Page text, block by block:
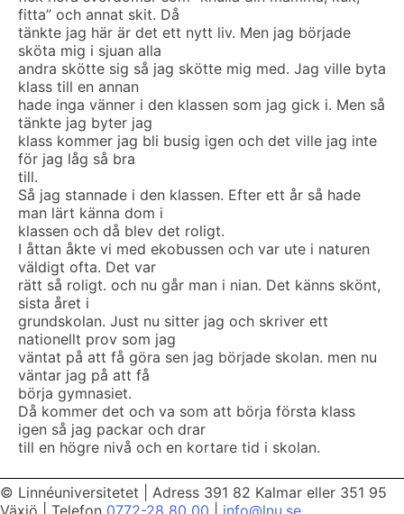
fitta” och annat skit. Då
tänkte jag här är det ett nytt liv. Men jag började
sköta mig i sjuan alla
andra skötte sig så jag skötte mig med. Jag ville byta
klass till en annan
hade inga vänner i den klassen som jag gick i. Men så
tänkte jag byter jag
klass kommer jag bli busig igen och det ville jag inte
för jag låg så bra
till.
Så jag stannade i den klassen. Efter ett år så hade
man lärt känna dom i
klassen och då blev det roligt.
I åttan åkte vi med ekobussen och var ute i naturen
väldigt ofta. Det var
rätt så roligt. och nu går man i nian. Det känns skönt,
sista året i
grundskolan. Just nu sitter jag och skriver ett
nationellt prov som jag
väntat på att få göra sen jag började skolan. men nu
väntar jag på att få
börja gymnasiet.
Då kommer det och va som att börja första klass
igen så jag packar och drar
till en högre nivå och en kortare tid i skolan.
© Linnéuniversitetet
Adress 391 82 Kalmar eller 351 95
Växjö
Telefon 0772-28 80 00 info@lnu.se